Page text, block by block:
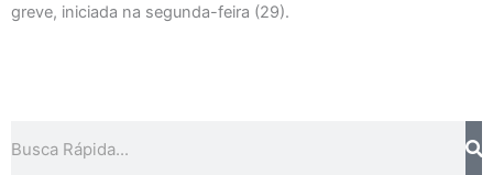
greve, iniciada na segunda-feira (29).